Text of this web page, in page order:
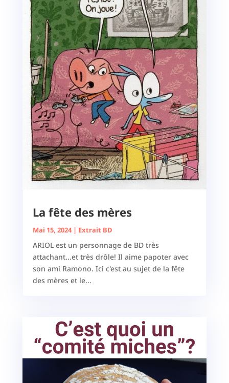
La fête des mères
Mai 15, 2024| Extrait BD
ARIOL est un personnage de BD très
attachant...et très drôle! Il aime papoter avec
son ami Ramono. Ici c'est au sujet de la fête
des mères et le...